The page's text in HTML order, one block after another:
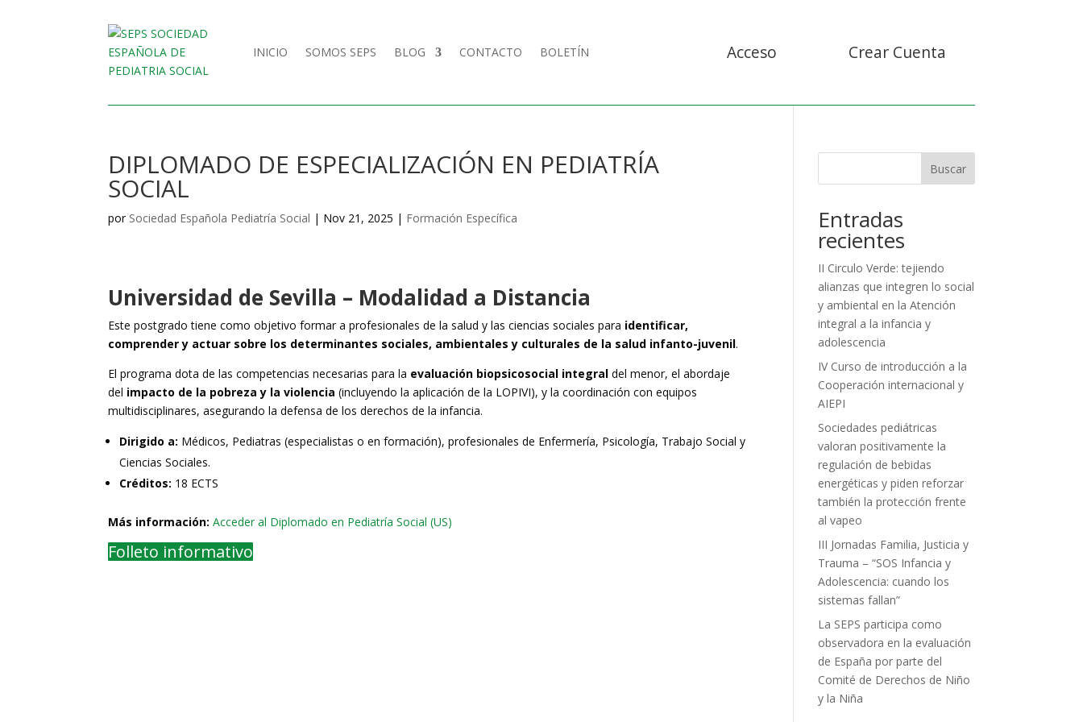
INICIO SOMOS SEPS BLOG CONTACTO BOLETÍN Acceso Crear Cuenta
DIPLOMADO DE ESPECIALIZACIÓN EN PEDIATRÍA
SOCIAL
por Sociedad Española Pediatría Social | Nov 21, 2025 | Formación Específica
Universidad de Sevilla – Modalidad a Distancia
Este postgrado tiene como objetivo formar a profesionales de la salud y las ciencias sociales para identificar,
comprender y actuar sobre los determinantes sociales, ambientales y culturales de la salud infanto-juvenil.
El programa dota de las competencias necesarias para la evaluación biopsicosocial integraldel menor, el abordaje
del impacto de la pobreza y la violencia(incluyendo la aplicación de la LOPIVI), y la coordinación con equipos
multidisciplinares, asegurando la defensa de los derechos de la infancia.
Dirigido a: Médicos, Pediatras (especialistas o en formación), profesionales de Enfermería, Psicología, Trabajo Social y
Ciencias Sociales.
Créditos: 18 ECTS
Más información:Acceder al Diplomado en Pediatría Social (US)
Folleto informativo
Buscar
Entradas
recientes
II Circulo Verde: tejiendo
alianzas que integren lo social
y ambiental en la Atención
integral a la infancia y
adolescencia
IV Curso de introducción a la
Cooperación internacional y
AIEPI
Sociedades pediátricas
valoran positivamente la
regulación de bebidas
energéticas y piden reforzar
también la protección frente
al vapeo
III Jornadas Familia, Justicia y
Trauma – “SOS Infancia y
Adolescencia: cuando los
sistemas fallan”
La SEPS participa como
observadora en la evaluación
de España por parte del
Comité de Derechos de Niño
y la Niña